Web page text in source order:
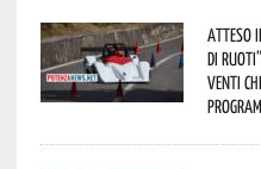
Atteso
di
venti